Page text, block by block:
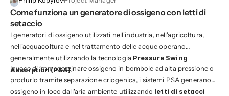
Come funziona un generatore di ossigeno con letti di
setaccio
I generatori di ossigeno utilizzati nell'industria, nell'agricoltura,
nell'acquacoltura e nel trattamento delle acque operano
generalmente utilizzando la tecnologia Pressure Swing
Adsorption (PSA).
Invece di immagazzinare ossigeno in bombole ad alta pressione o
produrlo tramite separazione criogenica, i sistemi PSA generano
ossigeno in loco dall'aria ambiente utilizzando letti di setacci